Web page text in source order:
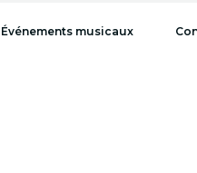
Événements musicaux